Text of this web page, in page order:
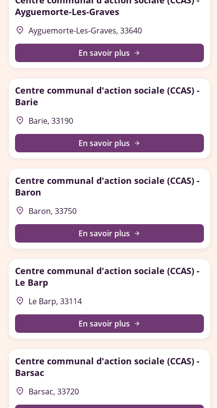
Ayguemorte-Les-Graves
place Ayguemorte-Les-Graves, 33640
En savoir plus arrow_forward
Centre communal d'action sociale (CCAS) -
Barie
place Barie, 33190
En savoir plus arrow_forward
Centre communal d'action sociale (CCAS) -
Baron
place Baron, 33750
En savoir plus arrow_forward
Centre communal d'action sociale (CCAS) -
Le Barp
place Le Barp, 33114
En savoir plus arrow_forward
Centre communal d'action sociale (CCAS) -
Barsac
place Barsac, 33720